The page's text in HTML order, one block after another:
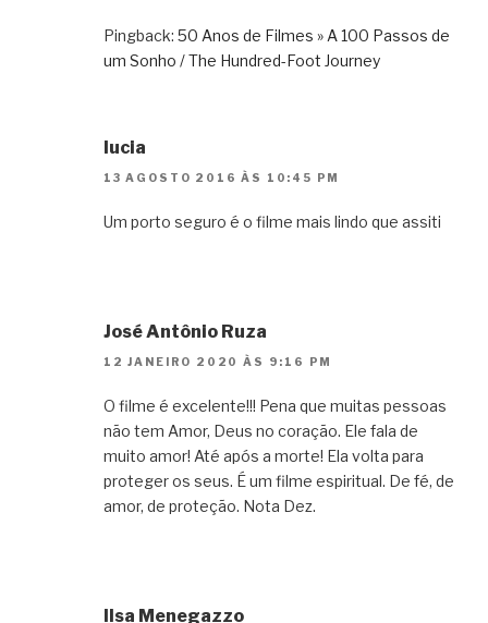
Pingback: 50 Anos de Filmes » A 100 Passos de
um Sonho / The Hundred-Foot Journey
lucia
13 AGOSTO 2016 ÀS 10:45 PM
Um porto seguro é o filme mais lindo que assiti
José Antônio Ruza
12 JANEIRO 2020 ÀS 9:16 PM
O filme é excelente!!! Pena que muitas pessoas
não tem Amor, Deus no coração. Ele fala de
muito amor! Até após a morte! Ela volta para
proteger os seus. É um filme espiritual. De fé, de
amor, de proteção. Nota Dez.
Ilsa Menegazzo